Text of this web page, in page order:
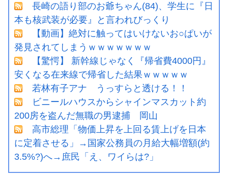
長崎の語り部のお爺ちゃん(84)、学生に『日
本も核武装が必要』と言われびっくり
【動画】絶対に触ってはいけないお○ぱいが
発見されてしまうｗｗｗｗｗｗｗ
【驚愕】 新幹線じゃなく『帰省費4000円』
安くなる在来線で帰省した結果ｗｗｗｗｗ
若林有子アナ うっすらと透ける！！
ビニールハウスからシャインマスカット約
200房を盗んだ無職の男逮捕 岡山
高市総理「物価上昇を上回る賃上げを日本
に定着させる」→国家公務員の月給大幅増額(約
3.5%?)へ→庶民「え、ワイらは?」